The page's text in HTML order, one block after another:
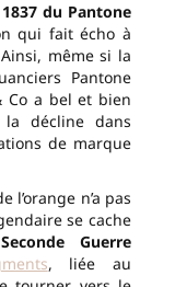
du Pantone
qui fait écho à
même si la
Pantone
Co a bel et bien
décline dans
de marque
l’orange n’a pas
se cache
Seconde Guerre
, liée au